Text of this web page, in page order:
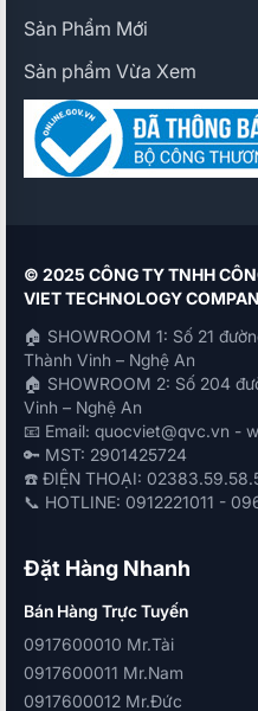
Sản Phẩm Mới
Sản phẩm Vừa Xem
© 2025 CÔNG TY TNHH
VIET TECHNOLOGY
🏠 SHOWROOM 1: Số 21
Thành Vinh – Nghệ An
🏠 SHOWROOM 2: Số 204
Vinh – Nghệ An
📧 Email: quocviet@qvc.vn -
🔑 MST: 2901425724
☎️ ĐIỆN THOẠI:
📞 HOTLINE: 0912221011 -
Đặt Hàng Nhanh
Bán Hàng Trực Tuyến
0917600010 Mr.Tài
0917600011 Mr.Nam
0917600012 Mr.Đức